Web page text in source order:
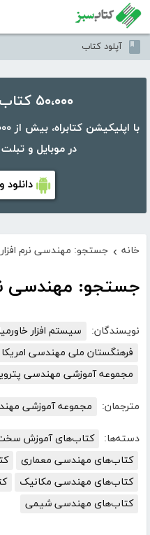
آپلود کتاب
۵۰،۰۰۰ کتاب در موبایل شما
در موبایل و
خانه › جستجو: مهندسی نرم افزار
جستجو: مهندسی
نویسندگان:
سیستم افزار
فرهنگستان ملی مهندسی امریکا
مجموعه آموزشی مهندسی
مترجمان: مجموعه آموزشی
دسته‌ها: کتاب‌های آموزش سخت
کتاب‌های مهندسی معماری
کتاب‌های مهندسی مکانیک
کتاب‌های مهندسی شیمی